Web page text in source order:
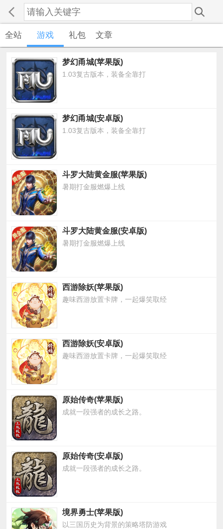
全站 游戏 礼包 文章
梦幻甬城(苹果版)
1.03复古版本，装备全靠打
梦幻甬城(安卓版)
1.03复古版本，装备全靠打
斗罗大陆黄金服(苹果版)
暑期打金服燃爆上线
斗罗大陆黄金服(安卓版)
暑期打金服燃爆上线
西游除妖(苹果版)
趣味西游放置卡牌，一起爆笑取经
西游除妖(安卓版)
趣味西游放置卡牌，一起爆笑取经
原始传奇(苹果版)
成就一段强者的成长之路。
原始传奇(安卓版)
成就一段强者的成长之路。
境界勇士(苹果版)
以三国历史为背景的策略塔防游戏